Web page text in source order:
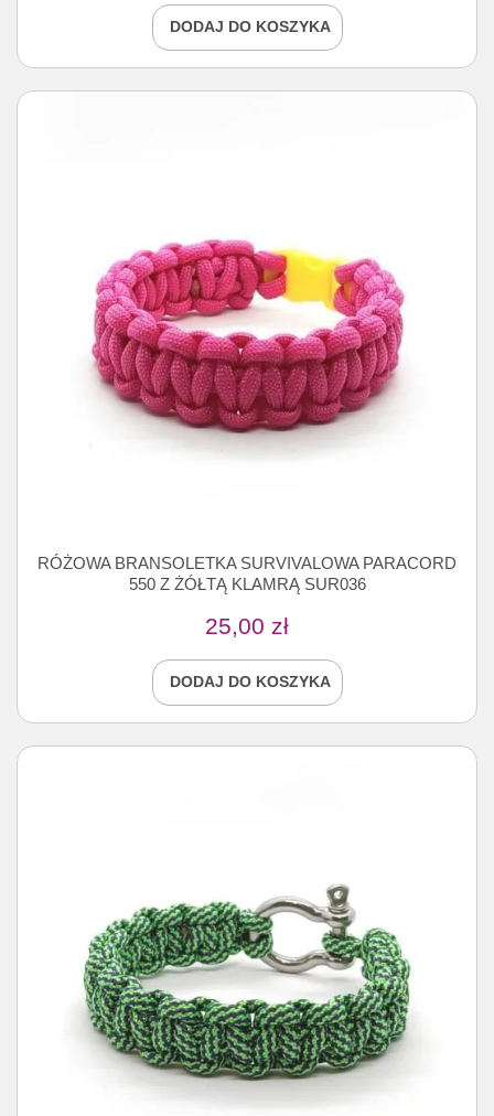
DODAJ DO KOSZYKA
RÓŻOWA BRANSOLETKA SURVIVALOWA PARACORD
550 Z ŻÓŁTĄ KLAMRĄ SUR036
25,00 zł
DODAJ DO KOSZYKA